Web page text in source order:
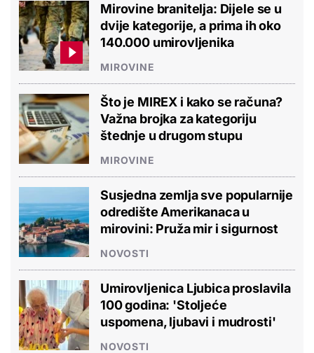
Mirovine branitelja: Dijele se u
dvije kategorije, a prima ih oko
140.000 umirovljenika
MIROVINE
Što je MIREX i kako se računa?
Važna brojka za kategoriju
štednje u drugom stupu
MIROVINE
Susjedna zemlja sve popularnije
odredište Amerikanaca u
mirovini: Pruža mir i sigurnost
NOVOSTI
Umirovljenica Ljubica proslavila
100 godina: 'Stoljeće
uspomena, ljubavi i mudrosti'
NOVOSTI